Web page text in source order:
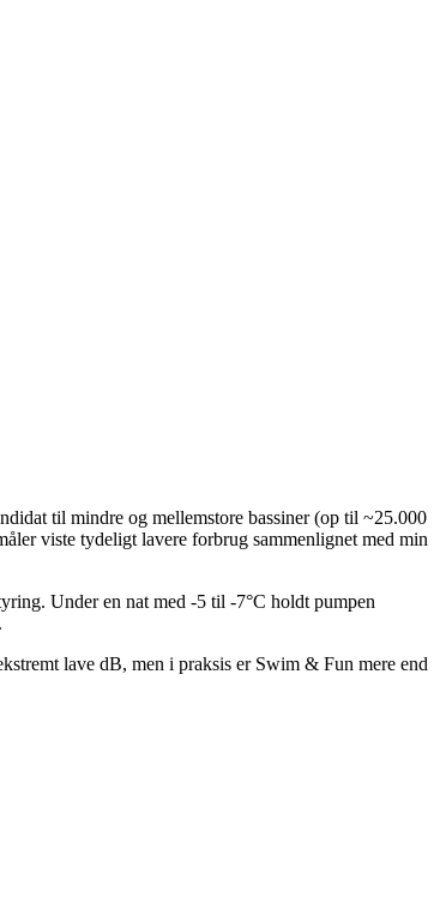
til mindre og mellemstore bassiner (op til ~25.000
viste tydeligt lavere forbrug sammenlignet med min
Under en nat med -5 til -7°C holdt pumpen
lave dB, men i praksis er Swim & Fun mere end